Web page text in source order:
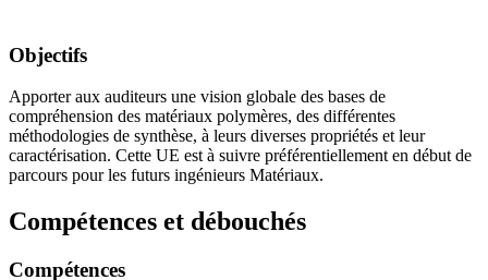
Objectifs
Apporter aux auditeurs une vision globale des bases de
compréhension des matériaux polymères, des différentes
méthodologies de synthèse, à leurs diverses propriétés et leur
caractérisation. Cette UE est à suivre préférentiellement en début de
parcours pour les futurs ingénieurs Matériaux.
Compétences et débouchés
Compétences